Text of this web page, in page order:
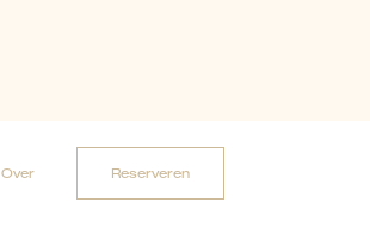
Over
Reserveren